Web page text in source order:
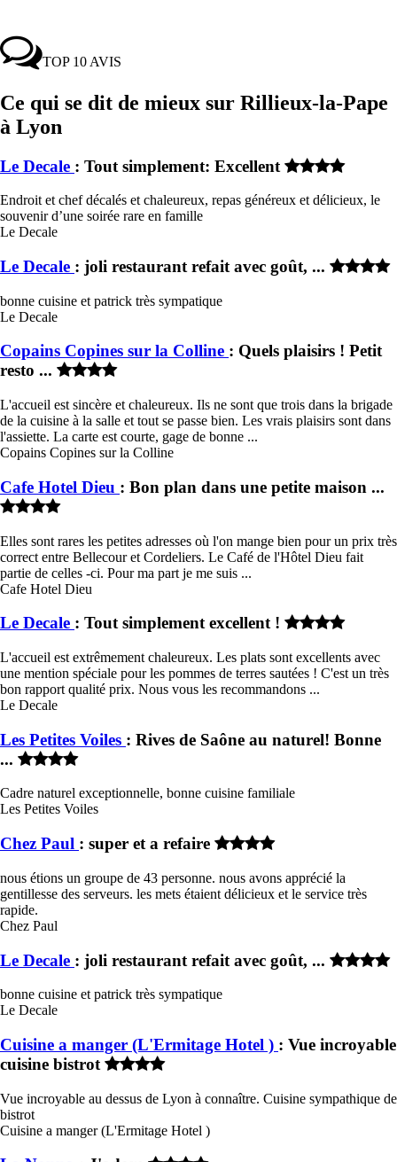
TOP 10 AVIS
Ce qui se dit de mieux sur Rillieux-la-Pape
à Lyon
Le Decale : Tout simplement: Excellent
Endroit et chef décalés et chaleureux, repas généreux et délicieux, le
souvenir d’une soirée rare en famille
Le Decale
Le Decale : joli restaurant refait avec goût, ...
bonne cuisine et patrick très sympatique
Le Decale
Copains Copines sur la Colline : Quels plaisirs ! Petit
resto ...
L'accueil est sincère et chaleureux. Ils ne sont que trois dans la brigade
de la cuisine à la salle et tout se passe bien. Les vrais plaisirs sont dans
l'assiette. La carte est courte, gage de bonne ...
Copains Copines sur la Colline
Cafe Hotel Dieu : Bon plan dans une petite maison ...
Elles sont rares les petites adresses où l'on mange bien pour un prix très
correct entre Bellecour et Cordeliers. Le Café de l'Hôtel Dieu fait
partie de celles -ci. Pour ma part je me suis ...
Cafe Hotel Dieu
Le Decale : Tout simplement excellent !
L'accueil est extrêmement chaleureux. Les plats sont excellents avec
une mention spéciale pour les pommes de terres sautées ! C'est un très
bon rapport qualité prix. Nous vous les recommandons ...
Le Decale
Les Petites Voiles : Rives de Saône au naturel! Bonne
...
Cadre naturel exceptionnelle, bonne cuisine familiale
Les Petites Voiles
Chez Paul : super et a refaire
nous étions un groupe de 43 personne. nous avons apprécié la
gentillesse des serveurs. les mets étaient délicieux et le service très
rapide.
Chez Paul
Le Decale : joli restaurant refait avec goût, ...
bonne cuisine et patrick très sympatique
Le Decale
Cuisine a manger (L'Ermitage Hotel ) : Vue incroyable
cuisine bistrot
Vue incroyable au dessus de Lyon à connaître. Cuisine sympathique de
bistrot
Cuisine a manger (L'Ermitage Hotel )